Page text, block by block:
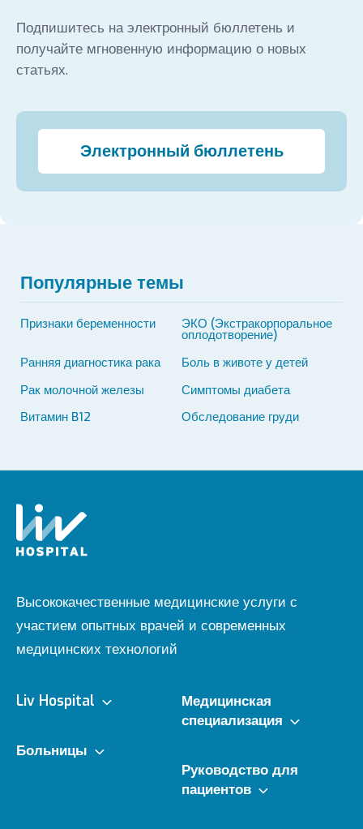
Подпишитесь на электронный бюллетень и
получайте мгновенную информацию о новых
статьях.
Электронный бюллетень
Популярные темы
Признаки беременности ЭКО (Экстракорпоральное
оплодотворение)
Ранняя диагностика рака
Боль в животе у детей
Рак молочной железы
Симптомы диабета
Витамин B12
Обследование груди
Высококачественные медицинские услуги с
участием опытных врачей и современных
медицинских технологий
Liv Hospital
Больницы
Медицинская
специализация
Руководство для
пациентов